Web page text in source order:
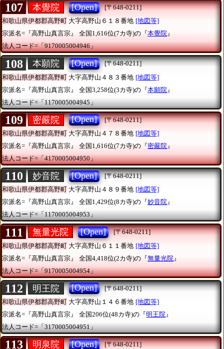
107 本覺院 [Open]
[〒648-0211]
和歌山県伊都郡高野町 大字高野山６１８番地 [地図等]
宗派名=『高野山真言宗』
全国1,616位(7カ寺)の『本覺院』
法人コード=「9170005004946」
108 本願院 [Open]
[〒648-0211]
和歌山県伊都郡高野町 大字高野山４８３番地 [地図等]
宗派名=『高野山真言宗』
全国3,258位(3カ寺)の『本願院 』
法人コード=「1170005004945」
109 密嚴院 [Open]
[〒648-0211]
和歌山県伊都郡高野町 大字高野山４７８番地 [地図等]
宗派名=『高野山真言宗』
全国1,616位(7カ寺)の『密嚴院』
法人コード=「4170005004950」
110 妙音院 [Open]
[〒648-0211]
和歌山県伊都郡高野町 大字高野山４８９番地 [地図等]
宗派名=『高野山真言宗』
全国1,429位(8カ寺)の『妙音院』
法人コード=「1170005004953」
111 無量光院 [Open]
[〒648-0211]
和歌山県伊都郡高野町 大字高野山６１１番地 [地図等]
宗派名=『高野山真言宗』
全国4,418位(2カ寺)の『無量光院 』
法人コード=「9170005004954」
112 明王院 [Open]
[〒648-0211]
和歌山県伊都郡高野町 大字高野山１４６番地 [地図等]
宗派名=『高野山真言宗』
全国206位(48カ寺)の『明王院』
法人コード=「3170005004951」
113 明泉院 [Open]
[〒648-0211]